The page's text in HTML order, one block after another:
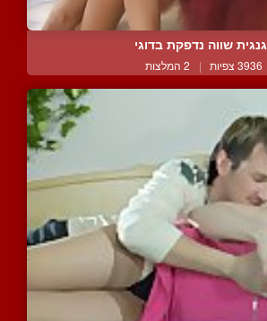
גנגית שווה נדפקת בדוגי
3936 צפיות | 2 המלצות